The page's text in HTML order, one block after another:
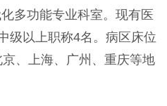
多功能专业科室。现有医
级以上职称4名。病区床位
、上海、广州、重庆等地